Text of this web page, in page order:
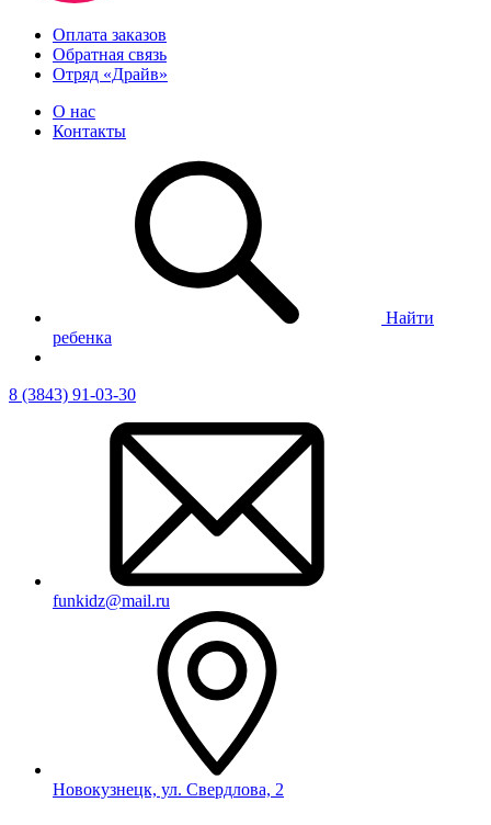
Оплата заказов
Обратная связь
Отряд «Драйв»
О нас
Контакты
Найти
ребенка
8 (3843) 91-03-30
funkidz@mail.ru
Новокузнецк, ул. Свердлова, 2